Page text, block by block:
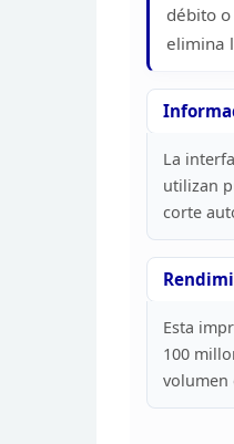
débito
elimina
La
utilizan
corte
Esta
100
volumen